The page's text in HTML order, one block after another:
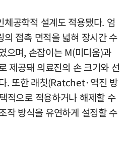
공학적 설계도 적용됐다. 엄
의 접촉 면적을 넓혀 장시간 수
으며, 손잡이는 M(미디움)과
제공돼 의료진의 손 크기와 선
. 또한 래칫(Ratchet·역진 방
적으로 적용하거나 해제할 수
작 방식을 유연하게 설정할 수